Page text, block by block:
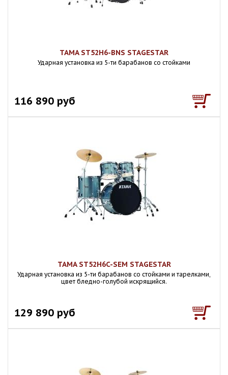
TAMA ST52H6-BNS STAGESTAR
Ударная установка из 5-ти барабанов со стойками
116 890 руб
TAMA ST52H6C-SEM STAGESTAR
Ударная установка из 5-ти барабанов со стойками и тарелками,
цвет бледно-голубой искрящийся.
129 890 руб